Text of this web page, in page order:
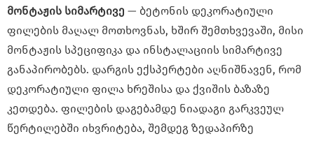
მონტაჟის სიმარტივე — ბეტონის დეკორატიული
ფილების მაღალ მოთხოვნას, ხშირ შემთხვევაში, მისი
მონტაჟის სპეციფიკა და ინსტალაციის სიმარტივე
განაპირობებს. დარგის ექსპერტები აღნიშნავენ, რომ
დეკორატიული ფილა ხრეშისა და ქვიშის ბაზაზე
კეთდება. ფილების დაგებამდე ნიადაგი გარკვეულ
წერტილებში იხვრიტება, შემდეგ ზედაპირზე